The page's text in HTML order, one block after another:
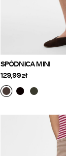
SPÓDNICA MINI
129,99 zł